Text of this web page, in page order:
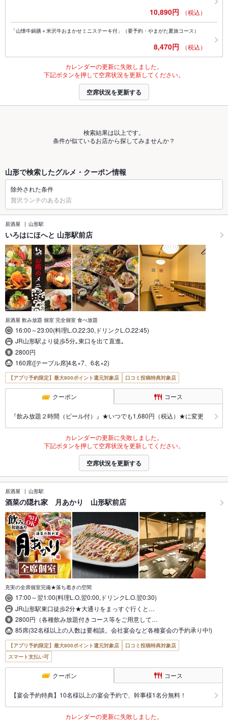
10,890円 （税込）
「山懐牛鍋膳＋米沢牛おまかせミニステーキ付」（要予約・やまがた夏旅コース）
8,470円 （税込）
カレンダーの更新に失敗しました。
下記ボタンを押して空席状況を更新してください。
空席状況を更新する
検索結果は以上です。
条件が似ているお店から探してみませんか？
山形で検索したグルメ・クーポン情報
除外された条件
贅沢ランチのあるお店
居酒屋 山形駅
いろはにほへと 山形駅前店
居酒屋 飲み放題 個室 完全個室 食べ放題
16:00～23:00(料理L.O.22:30,ドリンクL.O.22:45)
JR山形駅より徒歩5分｡東口を出て直進｡
2800円
160席([テーブル席]4名×7、6名×2)
【アプリ予約限定】最大800ポイント還元対象店 口コミ投稿特典対象店
クーポン コース
『飲み放題２時間（ビール付）』★いつでも1,680円（税込）★に変更
カレンダーの更新に失敗しました。
下記ボタンを押して空席状況を更新してください。
空席状況を更新する
居酒屋 山形駅
酒菜の隠れ家 月あかり 山形駅前店
充実の全席個室完備★落ち着きの空間
17:00～翌1:00(料理L.O.翌0:00,ドリンクL.O.翌0:30)
JR山形駅東口徒歩2分★大通りをまっすぐ行くと…
2800円（各種飲み放題付きコース等をご用意して…
85席(32名様以上の人数は要相談。会社宴会など各種宴会の予約承り中!)
【アプリ予約限定】最大800ポイント還元対象店
口コミ投稿特典対象店
スマート支払い可
クーポン コース
【宴会予約特典】10名様以上の宴会予約で、幹事様1名分無料！
カレンダーの更新に失敗しました。